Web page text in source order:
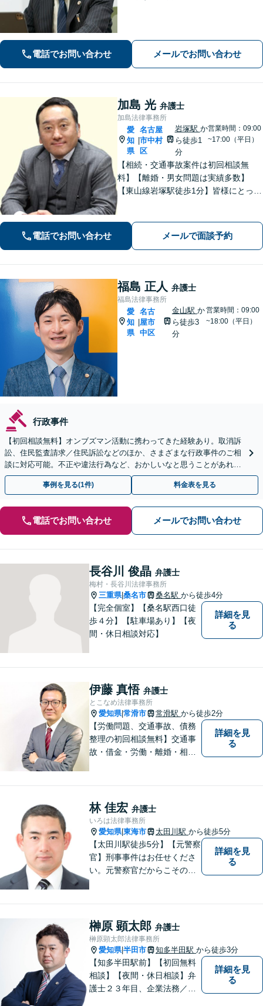
電話でお問い合わせ メールでお問い合わせ
加島 光 弁護士
加島法律事務所
愛
知
県
名古屋
市中村
区
岩塚駅 か
ら徒歩1
分
営業時間：09:00
~17:00（平日）
【相続・交通事故案件は初回相談無
料】【離婚・男女問題は実績多数】
【東山線岩塚駅徒歩1分】皆様にとって
電話でお問い合わせ メールで面談予約
福島 正人 弁護士
福島法律事務所
愛
知
県
名古
屋市
中区
金山駅 か
ら徒歩3
分
営業時間：09:00
~18:00（平日）
行政事件
【初回相談無料】オンブズマン活動に携わってきた経験あり。取消訴
訟、住民監査請求／住民訴訟などのほか、さまざまな行政事件のご相
談に対応可能。不正や違法行為など、おかしいなと思うことがあれ
ば、ぜひご相談ください【夜間・休日対応可】【金山駅5分】
事例を見る(1件) 料金表を見る
電話でお問い合わせ メールでお問い合わせ
長谷川 俊晶 弁護士
梅村・長谷川法律事務所
三重県|桑名市 桑名駅 から徒歩4分
【完全個室】【桑名駅西口徒
歩４分】【駐車場あり】【夜
間・休日相談対応】
詳細を見
る
伊藤 真悟 弁護士
とこなめ法律事務所
愛知県|常滑市 常滑駅 から徒歩2分
【労働問題、交通事故、債務
整理の初回相談無料】交通事
故・借金・労働・離婚・相続
町、東浦町、美浜町、南知多
町などでお困りの方がいまし
たらすぐにご相談ください。
詳細を見
る
林 佳宏 弁護士
いろは法律事務所
愛知県|東海市 太田川駅 から徒歩5分
【太田川駅徒歩5分】【元警察
官】刑事事件はお任せくださ
い。元警察官だからこその視
ることはございません。元警
察官の経験を活かした交通事
故事案対応もいたします。
詳細を見
る
榊原 顕太郎 弁護士
榊原顕太郎法律事務所
愛知県|半田市 知多半田駅 から徒歩3分
【知多半田駅前】【初回無料
相談】【夜間・休日相談】弁
護士２３年目、企業法務／交
詳細を見
る